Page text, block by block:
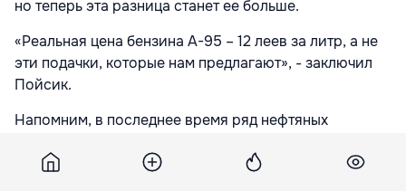
но теперь эта разница станет ее больше.
«Реальная цена бензина А-95 – 12 леев за литр, а не
эти подачки, которые нам предлагают», - заключил
Пойсик.
Напомним, в последнее время ряд нефтяных
бензин и дизтопливо. В частности, стоимость